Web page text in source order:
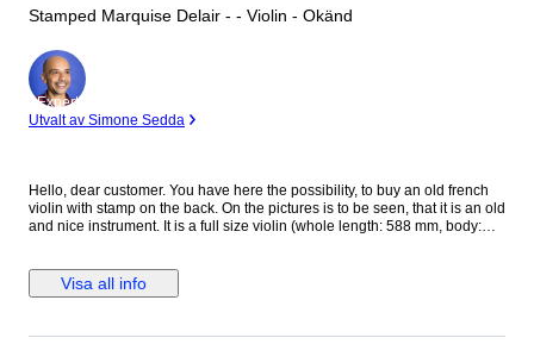
Stamped Marquise Delair - - Violin - Okänd
Expert
Utvalt av Simone Sedda
Hello, dear customer. You have here the possibility, to buy an old french
violin with stamp on the back. On the pictures is to be seen, that it is an old
and nice instrument. It is a full size violin (whole length: 588 mm, body:
very good condition, there are some tears and wears, no cracks to the
corpus. Small repaired crack to a-peg-hole. !!! Violins and bows described
therefore considered to have a higher degree of documented certainty
Visa all info